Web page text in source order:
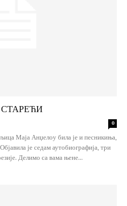
0
Маја Анџелоу била је и песникиња,
је седам аутобиографија, три
Делимо са вама њене...